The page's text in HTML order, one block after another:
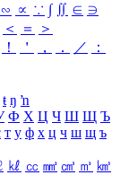
∽ ∝ ∵ ∫ ∬ ∈ ∋
＜ ＝
＞
！ ＇ ， ． ／
：
ŧ ŋ ŉ
Ф Х Ц Ч Ш Щ Ъ
т у ф х ц ч ш щ ъ
㎘ ㏄ ㎣ ㎤ ㎥ ㎦